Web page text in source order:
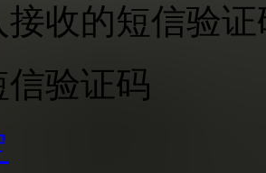
接收的短信验证
信验证码